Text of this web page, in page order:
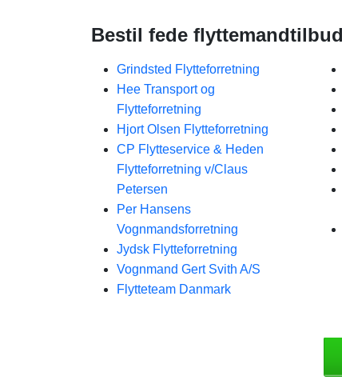
Bestil fede
Grindsted Flytteforretning
Hee Transport og
Flytteforretning
Hjort Olsen Flytteforretning
CP Flytteservice & Heden
Flytteforretning v/Claus
Petersen
Per Hansens
Vognmandsforretning
Jydsk Flytteforretning
Vognmand Gert Svith A/S
Flytteteam Danmark